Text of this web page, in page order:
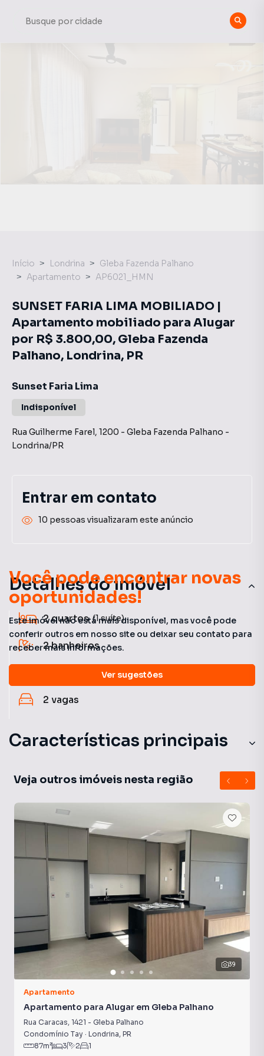
Você pode encontrar novas
oportunidades!
Este imóvel não está mais disponível, mas você pode
conferir outros em nosso site ou deixar seu contato para
receber mais informações.
Ver sugestões
Detalhes do imóvel
2quartos (1 suíte)
2banheiros
2 vagas
Características principais
Sala de Academia
Aquecimento a Gás
Armário Cozinha
Veja outros imóveis nesta região
39
Apartamento
Apartamento para Alugar em Gleba Palhano
Rua Caracas, 1421 - Gleba Palhano
Condomínio Tay · Londrina, PR
87m² 3 2 1
Início Londrina
Gleba Fazenda Palhano
Apartamento
AP6021_HMN
SUNSET FARIA LIMA MOBILIADO |
Apartamento mobiliado para Alugar
por R$ 3.800,00, Gleba Fazenda
Palhano, Londrina, PR
Sunset Faria Lima
Indisponível
Rua Guilherme Farel, 1200 - Gleba Fazenda Palhano -
Londrina/PR
Entrar em contato
10 pessoas visualizaram este anúncio